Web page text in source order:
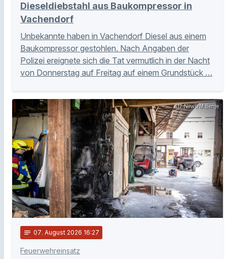
Dieseldiebstahl aus Baukompressor in
Vachendorf
Unbekannte haben in Vachendorf Diesel aus einem
Baukompressor gestohlen. Nach Angaben der
Polizei ereignete sich die Tat vermutlich in der Nacht
von Donnerstag auf Freitag auf einem Grundstück …
112 News/M.Benje
notes 07. August 2026 16:27
Feuerwehreinsatz